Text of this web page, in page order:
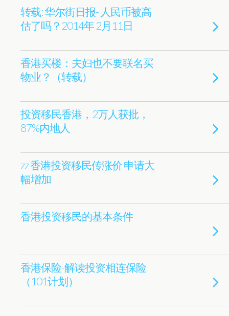
转载: 华尔街日报- 人民币被高
估了吗？2014年 2月11日
香港买楼：夫妇也不要联名买
物业？（转载）
投资移民香港，2万人获批，
87%内地人
zz 香港投资移民传涨价 申请大
幅增加
香港投资移民的基本条件
香港保险-解读投资相连保险
（101计划）